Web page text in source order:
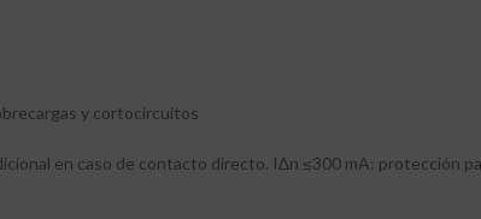
y cortocircuitos
en caso de contacto directo. I∆n ≤300 mA: protección